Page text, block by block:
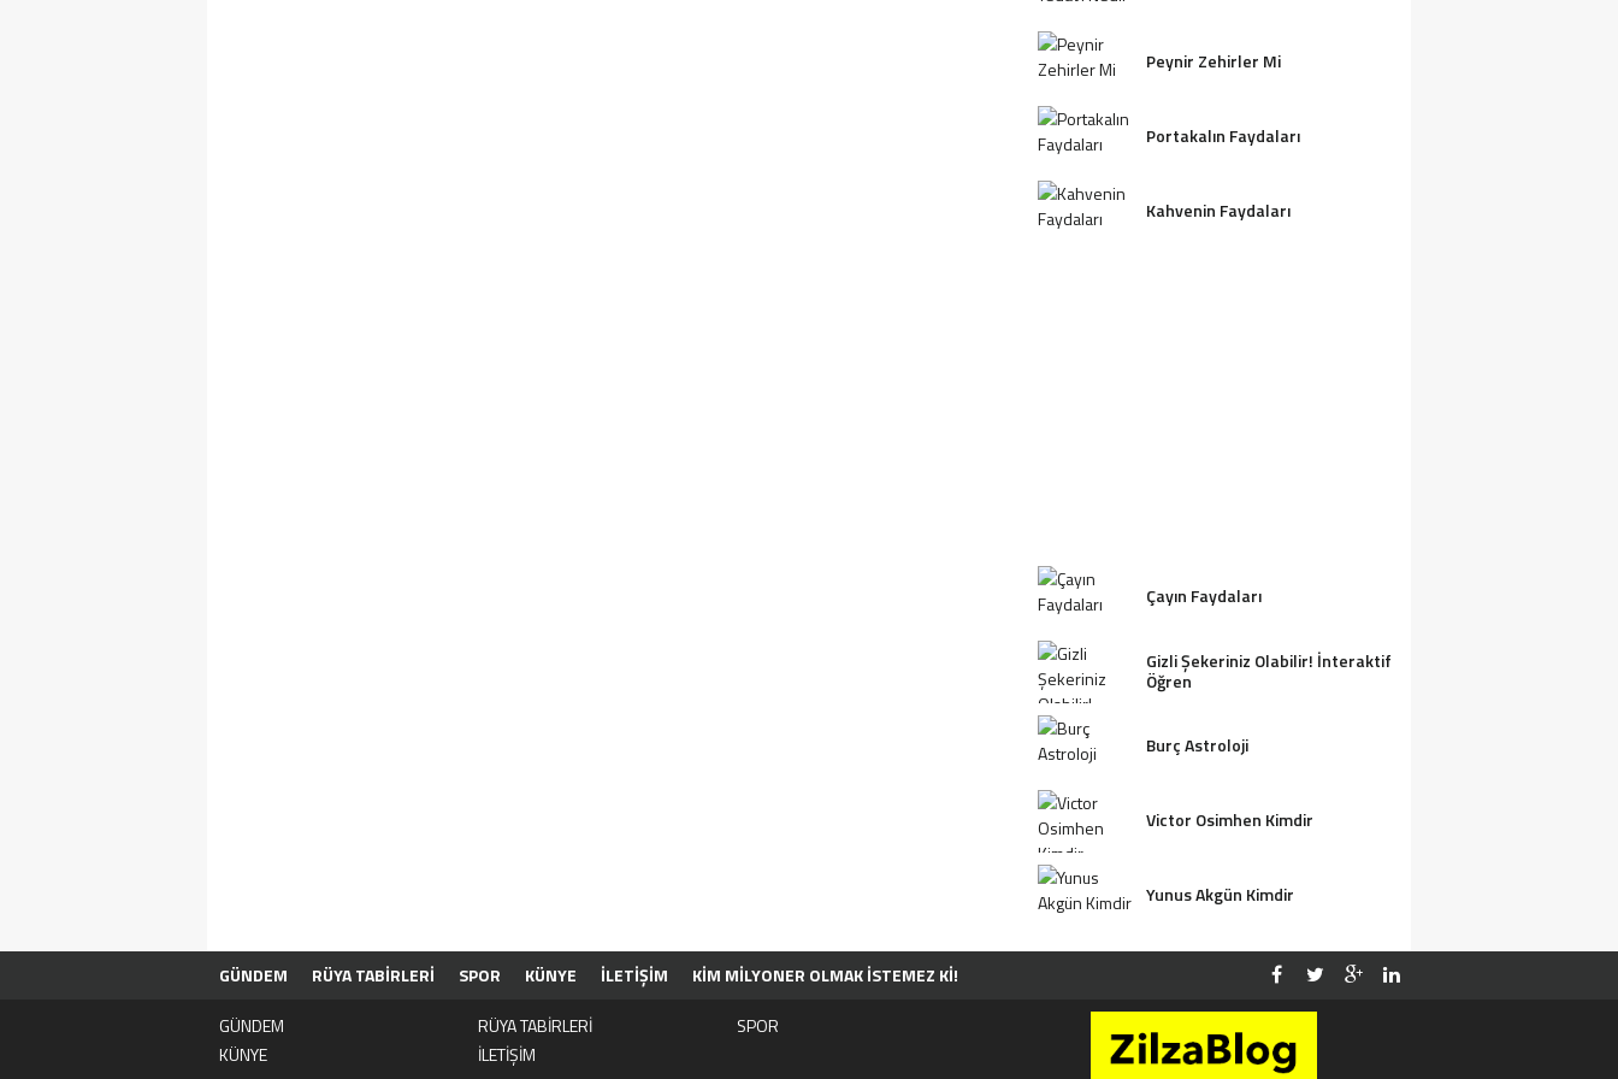
Peynir Zehirler Mi
Portakalın Faydaları
Kahvenin Faydaları
Çayın Faydaları
Gizli Şekeriniz Olabilir! İnteraktif
Öğren
Burç Astroloji
Victor Osimhen Kimdir
Yunus Akgün Kimdir
GÜNDEM RÜYA TABİRLERİ SPOR KÜNYE İLETİŞİM
KIM MILYONER OLMAK İSTEMEZ KI!
GÜNDEM
RÜYA TABİRLERİ
SPOR
KÜNYE
İLETİŞİM